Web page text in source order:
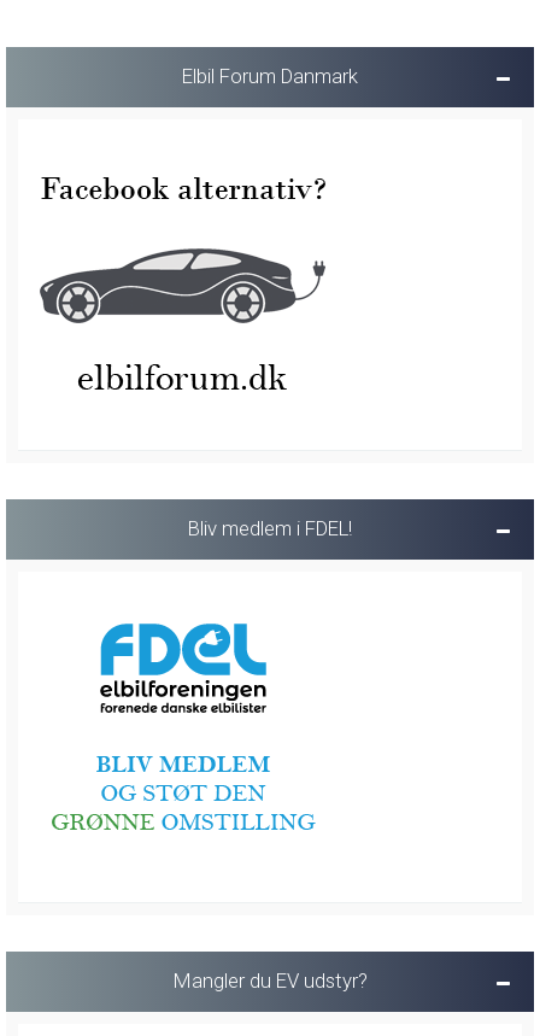
Elbil Forum Danmark
Bliv medlem i FDEL!
Mangler du EV udstyr?